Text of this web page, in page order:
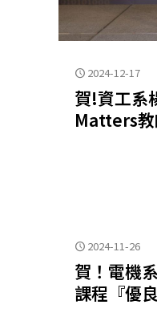
2024-12-17
賀!資工系
Matters
2024-11-26
賀！電機
課程『優